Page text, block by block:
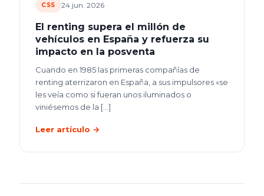
CSS 24 jun. 2026
El renting supera el millón de
vehículos en España y refuerza su
impacto en la posventa
Cuando en 1985 las primeras compañías de
renting aterrizaron en España, a sus impulsores «se
les veía como si fueran unos iluminados o
viniésemos de la […]
Leer artículo →